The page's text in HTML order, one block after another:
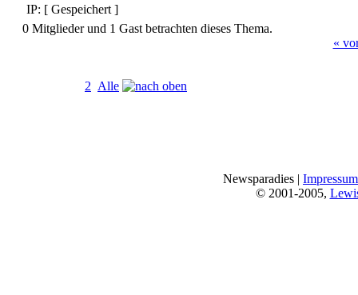
IP: [ Gespeichert ]
0 Mitglieder und 1 Gast betrachten dieses Thema.
«
2 Alle
Newsparadies | Impressum
© 2001-2005,